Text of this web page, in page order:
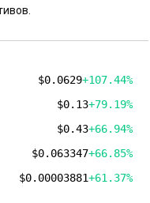
$0.0629+107.44%
$0.13+79.19%
$0.43+66.94%
$0.063347+66.85%
$0.00003881+61.37%